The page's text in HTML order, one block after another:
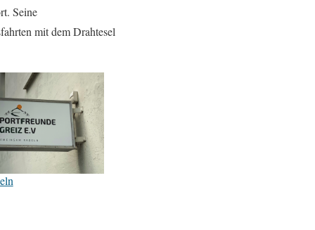
Seine
mit dem Drahtesel